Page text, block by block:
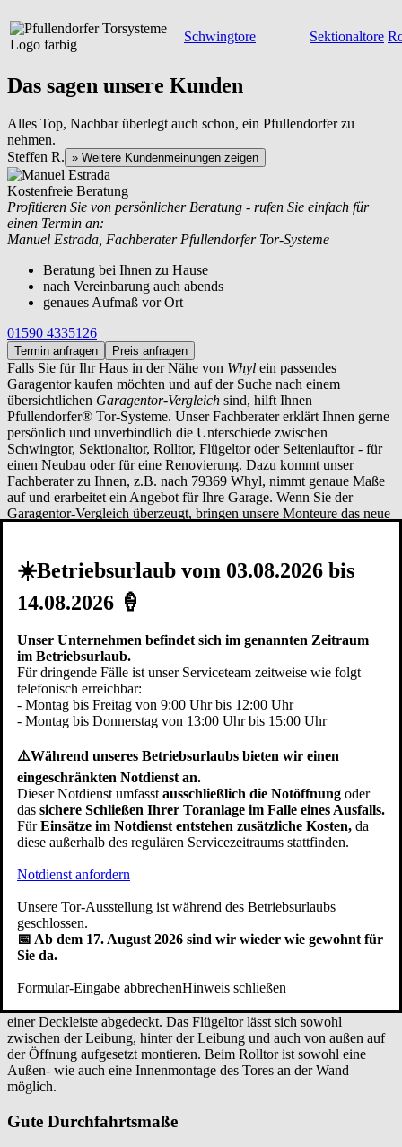
Schwingtore Sektionaltore
Das sagen unsere Kunden
Alles Top, Nachbar überlegt auch schon, ein Pfullendorfer zu
nehmen.
Steffen R. » Weitere Kundenmeinungen zeigen
Kostenfreie Beratung
Profitieren Sie von persönlicher Beratung - rufen Sie einfach für
einen Termin an:
Manuel Estrada, Fachberater Pfullendorfer Tor-Systeme
Beratung bei Ihnen zu Hause
nach Vereinbarung auch abends
genaues Aufmaß vor Ort
01590 4335126
Termin anfragen Preis anfragen
Falls Sie für Ihr Haus in der Nähe von Whyl ein passendes
Garagentor kaufen möchten und auf der Suche nach einem
übersichtlichen Garagentor-Vergleich sind, hilft Ihnen
Pfullendorfer® Tor-Systeme. Unser Fachberater erklärt Ihnen gerne
persönlich und unverbindlich die Unterschiede zwischen
Schwingtor, Sektionaltor, Rolltor, Flügeltor oder Seitenlauftor - für
einen Neubau oder für eine Renovierung. Dazu kommt unser
Fachberater zu Ihnen, z.B. nach 79369 Whyl, nimmt genaue Maße
auf und erarbeitet ein Angebot für Ihre Garage. Wenn Sie der
Garagentor-Vergleich überzeugt, bringen unsere Monteure das neue
79362 Forchheim
Garagentor Vergleich 79367 Weisweil
Garagentor Vergleich 79359 Riegel|Garagentor Vergleich 79365
Rheinhausen|Garagentor Vergleich 79353 Bahlingen
Vergleich 79364 Malterdingen
Vergleich 79331 Teningen|Garagentor Vergleich 77977 Rust
Erläuterungen zum Garagentor-
Vergleich der verschiedenen Typen
Variable Einbausituation
Abhängig von den Gegebenheiten in der
auf unterschiedliche Arten eingebaut werden. Je nach Tortyp lässt
sich das Garagentor hinter der Öffnung (hinter der Laibung),
zwischen der Öffnung (zwischen der Leibung), flächenbündig mit
der Garagenwand (fassadenbündiges Garagentor) und von außen
Wenn genügend Freiraum im Sturzbereich und an der Seite
der Laibung genannt, eine stabile Montageart. Die Torzarge ist hier
direkt mit der Wand verschraubt. Die Montage hinter der Öffnung
ist die Standardmontage beim Schwingtor, Sektionaltor und
Seitensektionaltor.
(zwischen der Leibung) zu befestigen. Bei dieser Garagentoreinbau
einer Deckleiste abgedeckt. Das Flügeltor lässt sich sowohl
zwischen der Leibung, hinter der Leibung und auch von außen auf
der Öffnung aufgesetzt montieren. Beim Rolltor ist sowohl eine
Außen- wie auch eine Innenmontage des Tores an der Wand
möglich.
Gute Durchfahrtsmaße
☀️Betriebsurlaub vom 03.08.2026 bis
14.08.2026 🍦
Unser Unternehmen befindet sich im genannten Zeitraum
im Betriebsurlaub.
Für dringende Fälle ist unser Serviceteam zeitweise wie folgt
telefonisch erreichbar:
- Montag bis Freitag von 9:00 Uhr bis 12:00 Uhr
- Montag bis Donnerstag von 13:00 Uhr bis 15:00 Uhr
⚠️Während unseres Betriebsurlaubs bieten wir einen
eingeschränkten Notdienst an.
Dieser Notdienst umfasstausschließlich die Notöffnung oder
das sichere Schließen Ihrer Toranlage im Falle eines Ausfalls.
FürEinsätze im Notdienst entstehen zusätzliche Kosten, da
diese außerhalb des regulären Servicezeitraums stattfinden.
Notdienst anfordern
Unsere Tor-Ausstellung ist während des Betriebsurlaubs
geschlossen.
📅 Ab dem 17. August 2026 sind wir wieder wie gewohnt für
Sie da.
Formular-Eingabe abbrechenHinweis schließen